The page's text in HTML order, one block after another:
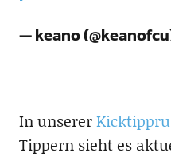
— keano
In unserer
Tippern sieht es